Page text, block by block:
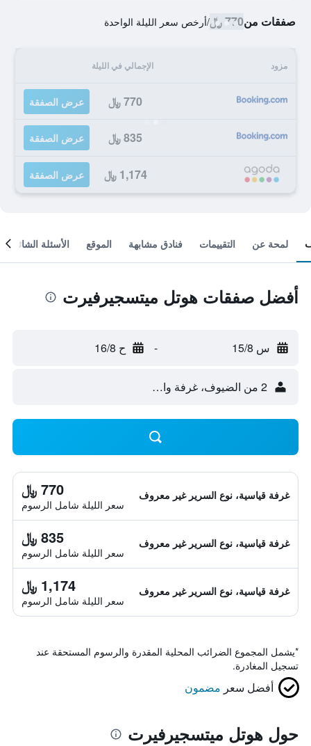
صفقات من770 ﷼ /أرخص سعر الليلة الواحدة
مزود الإجمالي في الليلة
770 ﷼ عرض الصفقة
835 ﷼ عرض الصفقة
1,174 ﷼ عرض الصفقة
لمحة عن التقييمات فنادق مشابهة الموقع الأسئلة الشائعة
أفضل صفقات هوتل ميتسجيرفيرت
س 15/8 - ح 16/8
2 من الضيوف، غرفة واحدة
غرفة قياسية، نوع السرير غير معروف 770 ﷼
سعر الليلة شامل الرسوم
غرفة قياسية، نوع السرير غير معروف 835 ﷼
سعر الليلة شامل الرسوم
غرفة قياسية، نوع السرير غير معروف 1,174 ﷼
سعر الليلة شامل الرسوم
*يشمل المجموع الضرائب المحلية المقدرة والرسوم المستحقة عند
تسجيل المغادرة.
أفضل سعر مضمون
حول هوتل ميتسجيرفيرت